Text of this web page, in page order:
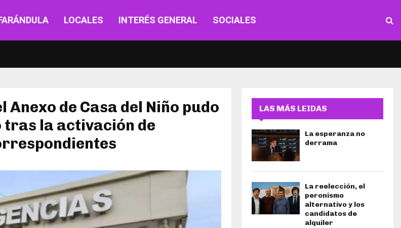
LOCALES INTERÉS GENERAL SOCIALES
Anexo de Casa del Niño pudo
tras la activación de
LAS MÁS LEIDAS
La esperanza no
derrama
La reelección, el
peronismo
alternativo y los
candidatos de
alquiler